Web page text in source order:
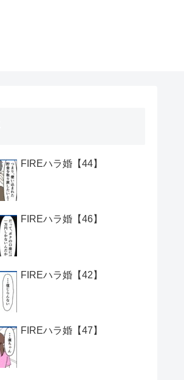
FIREハラ婚【44】
FIREハラ婚【46】
FIREハラ婚【42】
FIREハラ婚【47】